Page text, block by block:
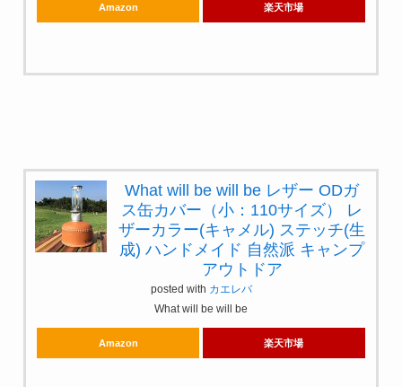
Amazon 楽天市場
What will be will be レザー ODガ
ス缶カバー（小：110サイズ） レ
ザーカラー(キャメル) ステッチ(生
成) ハンドメイド 自然派 キャンプ
アウトドア
posted with カエレバ
What will be will be
Amazon 楽天市場